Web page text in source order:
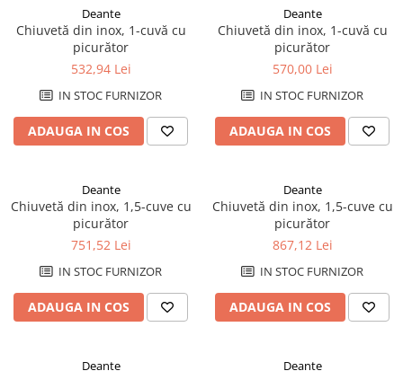
Cuiere si suporti prosop
Cosuri de gunoi
Sifoane, racorduri si ventile
Accesorii diverse
Deante
Chiuvetă din inox, 1-cuvă cu
picurător
532,94 Lei
IN STOC FURNIZOR
ADAUGA IN COS
Deante
Chiuvetă din inox, 1-cuvă cu
picurător
570,00 Lei
IN STOC FURNIZOR
ADAUGA IN COS
Deante
Chiuvetă din inox, 1,5-cuve cu
picurător
751,52 Lei
IN STOC FURNIZOR
ADAUGA IN COS
Deante
Chiuvetă din inox, 1,5-cuve cu
picurător
867,12 Lei
IN STOC FURNIZOR
ADAUGA IN COS
Deante Deante